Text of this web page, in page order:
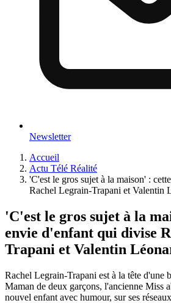
Newsletter
Accueil
Actu Télé Réalité
'C'est le gros sujet à la maison' :
Rachel Legrain-Trapani et Valentin
'C'est le gros sujet à la
envie d'enfant qui divise
Trapani et Valentin
Rachel Legrain-Trapani est à la tête d'une
Maman de deux garçons, l'ancienne Miss
nouvel enfant avec humour, sur ses